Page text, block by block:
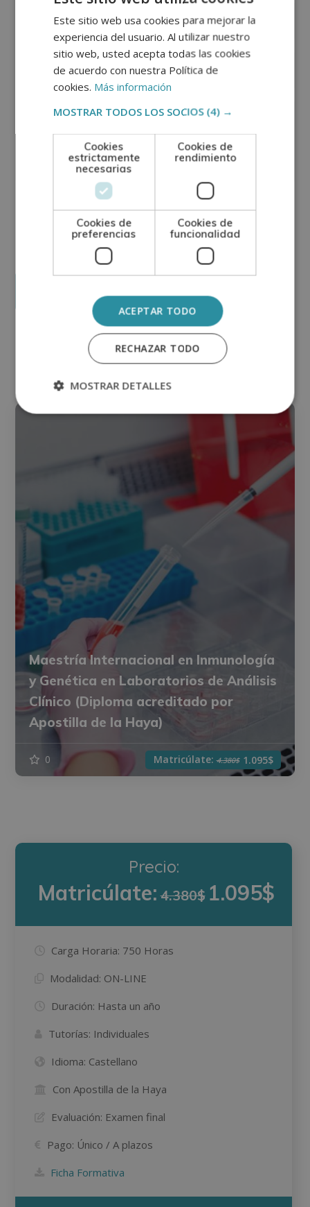
GRUPO TARRACO DE ESCUELAS DE FORMACIÓN DE POSTGRADO, S.L., CIF:
B01589969, Domicilio: C/ Amadeu Vives, 5, Bloque 1 - Bajo C, 43481, La
Pineda, Tarragona.
Finalidad del Tratamiento: Tratamos la información que nos facilita con el
fin de enviarle correos electrónicos de tipo comercial relacionado con
los productos ofrecidos y otros tipo de productos que fueran de su
Legitimación del tratamiento: Consentimiento del interesado.
Derechos: Puede ejercitar sus derechos identificándose suficientemente,
Desea recibir información comercial (vía telefónica y/o email):
Otras titulaciones
Maestría Internacional en Inmunología
y Genética en Laboratorios de Análisis
Clínico (Diploma acreditado por
Apostilla de la Haya)
0 Matricúlate:4.380$ 1.095$
Precio:
Matricúlate:4.380$ 1.095$
Carga Horaria: 750 Horas
Modalidad: ON-LINE
Duración: Hasta un año
Tutorías: Individuales
Idioma: Castellano
Con Apostilla de la Haya
Evaluación: Examen final
Pago: Único / A plazos
Ficha Formativa
Este sitio web usa cookies para mejorar la
experiencia del usuario. Al utilizar nuestro
sitio web, usted acepta todas las cookies
de acuerdo con nuestra Política de
cookies. Más información
MOSTRAR TODOS LOS SOCIOS (4) →
Cookies
estrictamente
necesarias
Cookies de
rendimiento
Cookies de
preferencias
Cookies de
funcionalidad
ACEPTAR TODO
RECHAZAR TODO
MOSTRAR DETALLES